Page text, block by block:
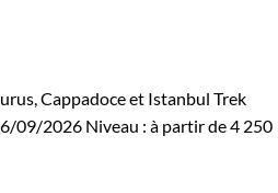
Cappadoce et Istanbul Trek
09/2026 Niveau : à partir de4 250